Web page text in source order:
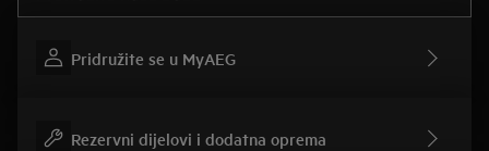
Pridružite se u MyAEG
Rezervni dijelovi i dodatna oprema